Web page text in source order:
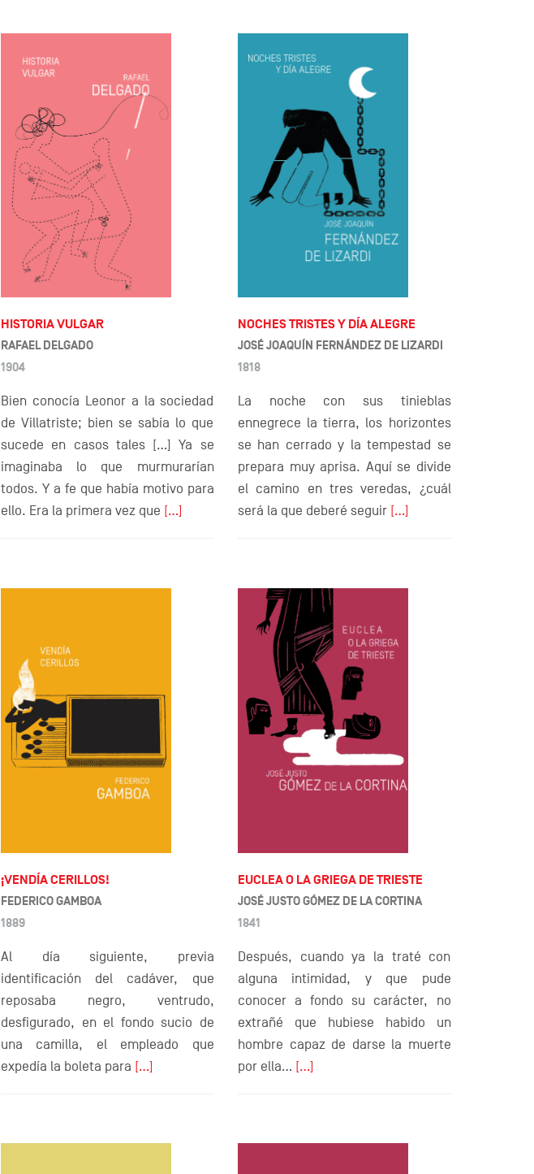
HISTORIA VULGAR
RAFAEL DELGADO
1904
Bien conocía Leonor a la sociedad
de Villatriste; bien se sabía lo que
sucede en casos tales […] Ya se
imaginaba lo que murmurarían
todos. Y a fe que había motivo para
ello. Era la primera vez que […]
NOCHES TRISTES Y DÍA ALEGRE
JOSÉ JOAQUÍN FERNÁNDEZ DE LIZARDI
1818
La noche con sus tinieblas
ennegrece la tierra, los horizontes
se han cerrado y la tempestad se
prepara muy aprisa. Aquí se divide
el camino en tres veredas, ¿cuál
será la que deberé seguir […]
¡VENDÍA CERILLOS!
FEDERICO GAMBOA
1889
Al día siguiente, previa
identificación del cadáver, que
reposaba negro, ventrudo,
desfigurado, en el fondo sucio de
una camilla, el empleado que
expedía la boleta para […]
EUCLEA O LA GRIEGA DE TRIESTE
JOSÉ JUSTO GÓMEZ DE LA CORTINA
1841
Después, cuando ya la traté con
alguna intimidad, y que pude
conocer a fondo su carácter, no
extrañé que hubiese habido un
hombre capaz de darse la muerte
por ella… […]